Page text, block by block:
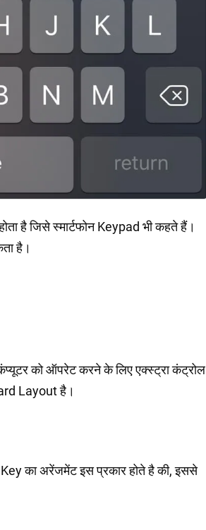
है जिसे स्मार्टफोन Keypad भी कहते हैं।
है।
को ऑपरेट करने के लिए एक्स्ट्रा कंट्रोल
Layout है।
का अरेंजमेंट इस प्रकार होते है की, इससे